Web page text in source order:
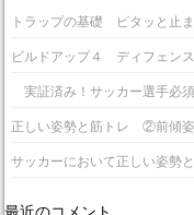
トラップの基礎 ピタッと止
ビルドアップ４ ディフェン
実証済み！サッカー選手必
正しい姿勢と筋トレ ②前傾
サッカーにおいて正しい姿勢